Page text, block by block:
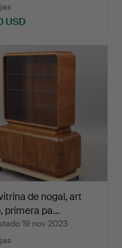
USD
de nogal, art
primera pa…
19 nov 2023